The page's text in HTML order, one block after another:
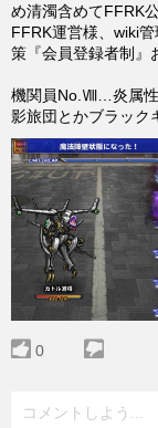
め清濁含めてFFRK
FFRK運営様、wiki
策『会員登録者制』
機関員No.Ⅷ…炎属性
影旅団とかブラック
0
コメントしよう...